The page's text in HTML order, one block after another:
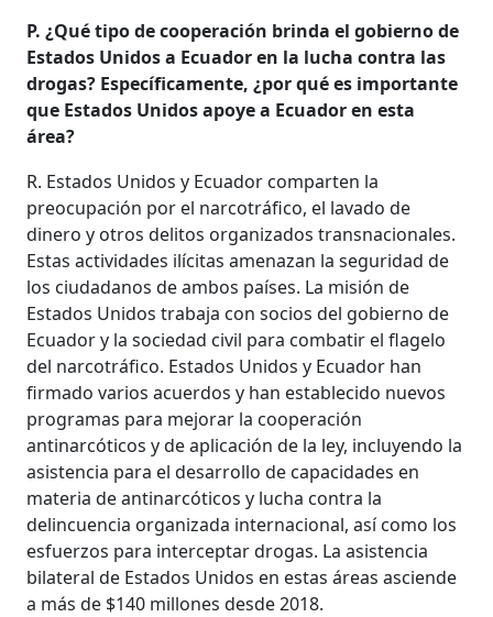
P. ¿Qué tipo de cooperación brinda el gobierno de
Estados Unidos a Ecuador en la lucha contra las
drogas? Específicamente, ¿por qué es importante
que Estados Unidos apoye a Ecuador en esta
área?
R. Estados Unidos y Ecuador comparten la
preocupación por el narcotráfico, el lavado de
dinero y otros delitos organizados transnacionales.
Estas actividades ilícitas amenazan la seguridad de
los ciudadanos de ambos países. La misión de
Estados Unidos trabaja con socios del gobierno de
Ecuador y la sociedad civil para combatir el flagelo
del narcotráfico. Estados Unidos y Ecuador han
firmado varios acuerdos y han establecido nuevos
programas para mejorar la cooperación
antinarcóticos y de aplicación de la ley, incluyendo la
asistencia para el desarrollo de capacidades en
materia de antinarcóticos y lucha contra la
delincuencia organizada internacional, así como los
esfuerzos para interceptar drogas. La asistencia
bilateral de Estados Unidos en estas áreas asciende
a más de $140 millones desde 2018.